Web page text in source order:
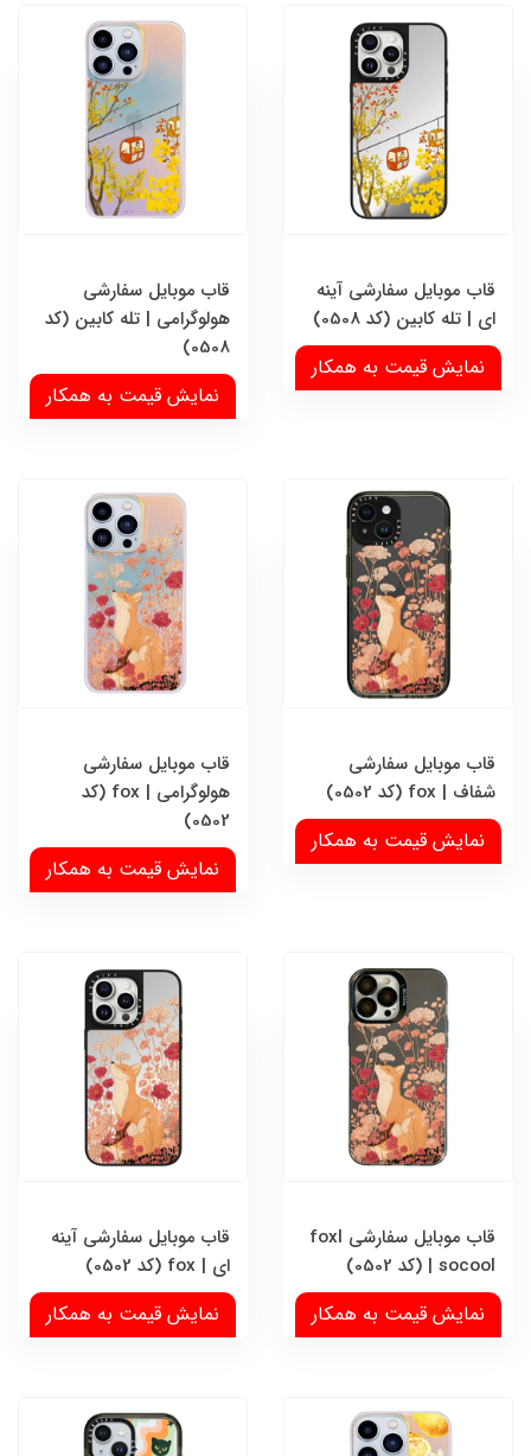
قاب موبایل سفارشی آینه
ای | تله کابین (کد 0508)
نمایش قیمت به همکار
قاب موبایل سفارشی
هولوگرامی | تله کابین (کد
0508)
نمایش قیمت به همکار
قاب موبایل سفارشی
شفاف | fox (کد 0502)
نمایش قیمت به همکار
قاب موبایل سفارشی
هولوگرامی | fox (کد
0502)
نمایش قیمت به همکار
قاب موبایل سفارشی foxl
| socool (کد 0502)
نمایش قیمت به همکار
قاب موبایل سفارشی آینه
ای | fox (کد 0502)
نمایش قیمت به همکار